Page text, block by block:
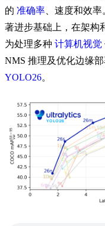
的 准确率 、速度和效
著进步基础上，在架构
为处理多种 计算机视觉
NMS 推理及优化边缘
YOLO26。